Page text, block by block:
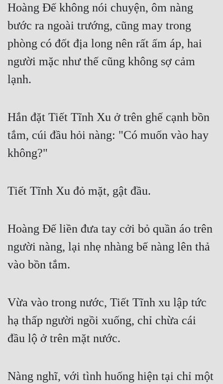
Hoàng Đế không nói chuyện, ôm nàng
bước ra ngoài trướng, cũng may trong
phòng có đốt địa long nên rất ấm áp, hai
người mặc như thế cũng không sợ cảm
lạnh.
Hắn đặt Tiết Tĩnh Xu ở trên ghế cạnh bồn
tắm, cúi đầu hỏi nàng: "Có muốn vào hay
không?"
Tiết Tĩnh Xu đỏ mặt, gật đầu.
Hoàng Đế liền đưa tay cởi bỏ quần áo trên
người nàng, lại nhẹ nhàng bế nàng lên thả
vào bồn tắm.
Vừa vào trong nước, Tiết Tĩnh xu lập tức
hạ thấp người ngồi xuống, chỉ chừa cái
đầu lộ ở trên mặt nước.
Nàng nghĩ, với tình huống hiện tại chỉ một